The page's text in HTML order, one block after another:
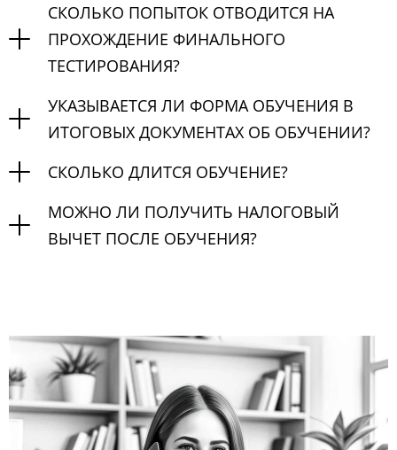
СКОЛЬКО ПОПЫТОК ОТВОДИТСЯ НА
ПРОХОЖДЕНИЕ ФИНАЛЬНОГО
ТЕСТИРОВАНИЯ?
УКАЗЫВАЕТСЯ ЛИ ФОРМА ОБУЧЕНИЯ В
ИТОГОВЫХ ДОКУМЕНТАХ ОБ ОБУЧЕНИИ?
СКОЛЬКО ДЛИТСЯ ОБУЧЕНИЕ?
МОЖНО ЛИ ПОЛУЧИТЬ НАЛОГОВЫЙ
ВЫЧЕТ ПОСЛЕ ОБУЧЕНИЯ?